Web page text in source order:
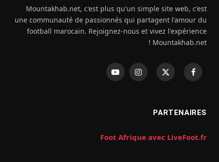
Mountakhab.net, c'est plus qu'un simple site web, c'est
une communauté de passionnés qui partagent l'amour du
football marocain. Rejoignez-nous et vivez l'expérience
Mountakhab.net !
فيسبوك
X
الانستغراميوتيوب
PARTENAIRES
Foot Afrique avec LiveFoot.fr